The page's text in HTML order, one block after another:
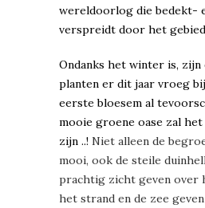
wereldoorlog die bedekt-
verspreidt door het
Ondanks het winter is, zijn
planten er dit jaar vroeg
eerste bloesem al
mooie groene oase zal
zijn ..! Niet alleen de
mooi, ook de steile
prachtig zicht geven over
het strand en de zee